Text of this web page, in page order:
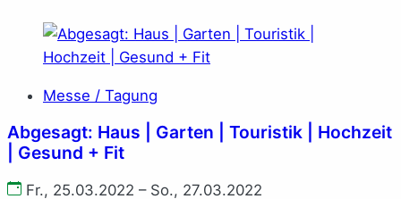
Messe / Tagung
Abgesagt: Haus | Garten | Touristik | Hochzeit
| Gesund + Fit
Fr., 25.03.2022 – So., 27.03.2022